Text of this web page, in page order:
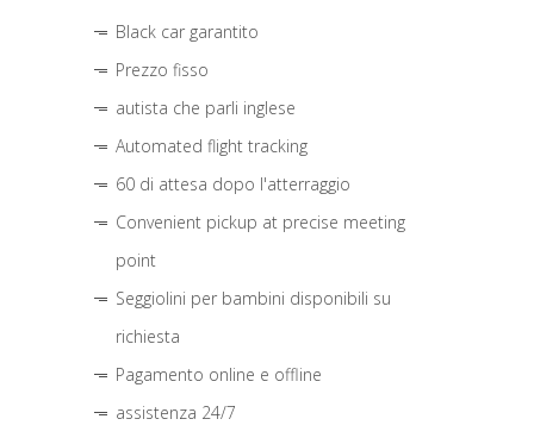
Black car garantito
Prezzo fisso
autista che parli inglese
Automated flight tracking
60 di attesa dopo l'atterraggio
Convenient pickup at precise meeting
point
Seggiolini per bambini disponibili su
richiesta
Pagamento online e offline
assistenza 24/7